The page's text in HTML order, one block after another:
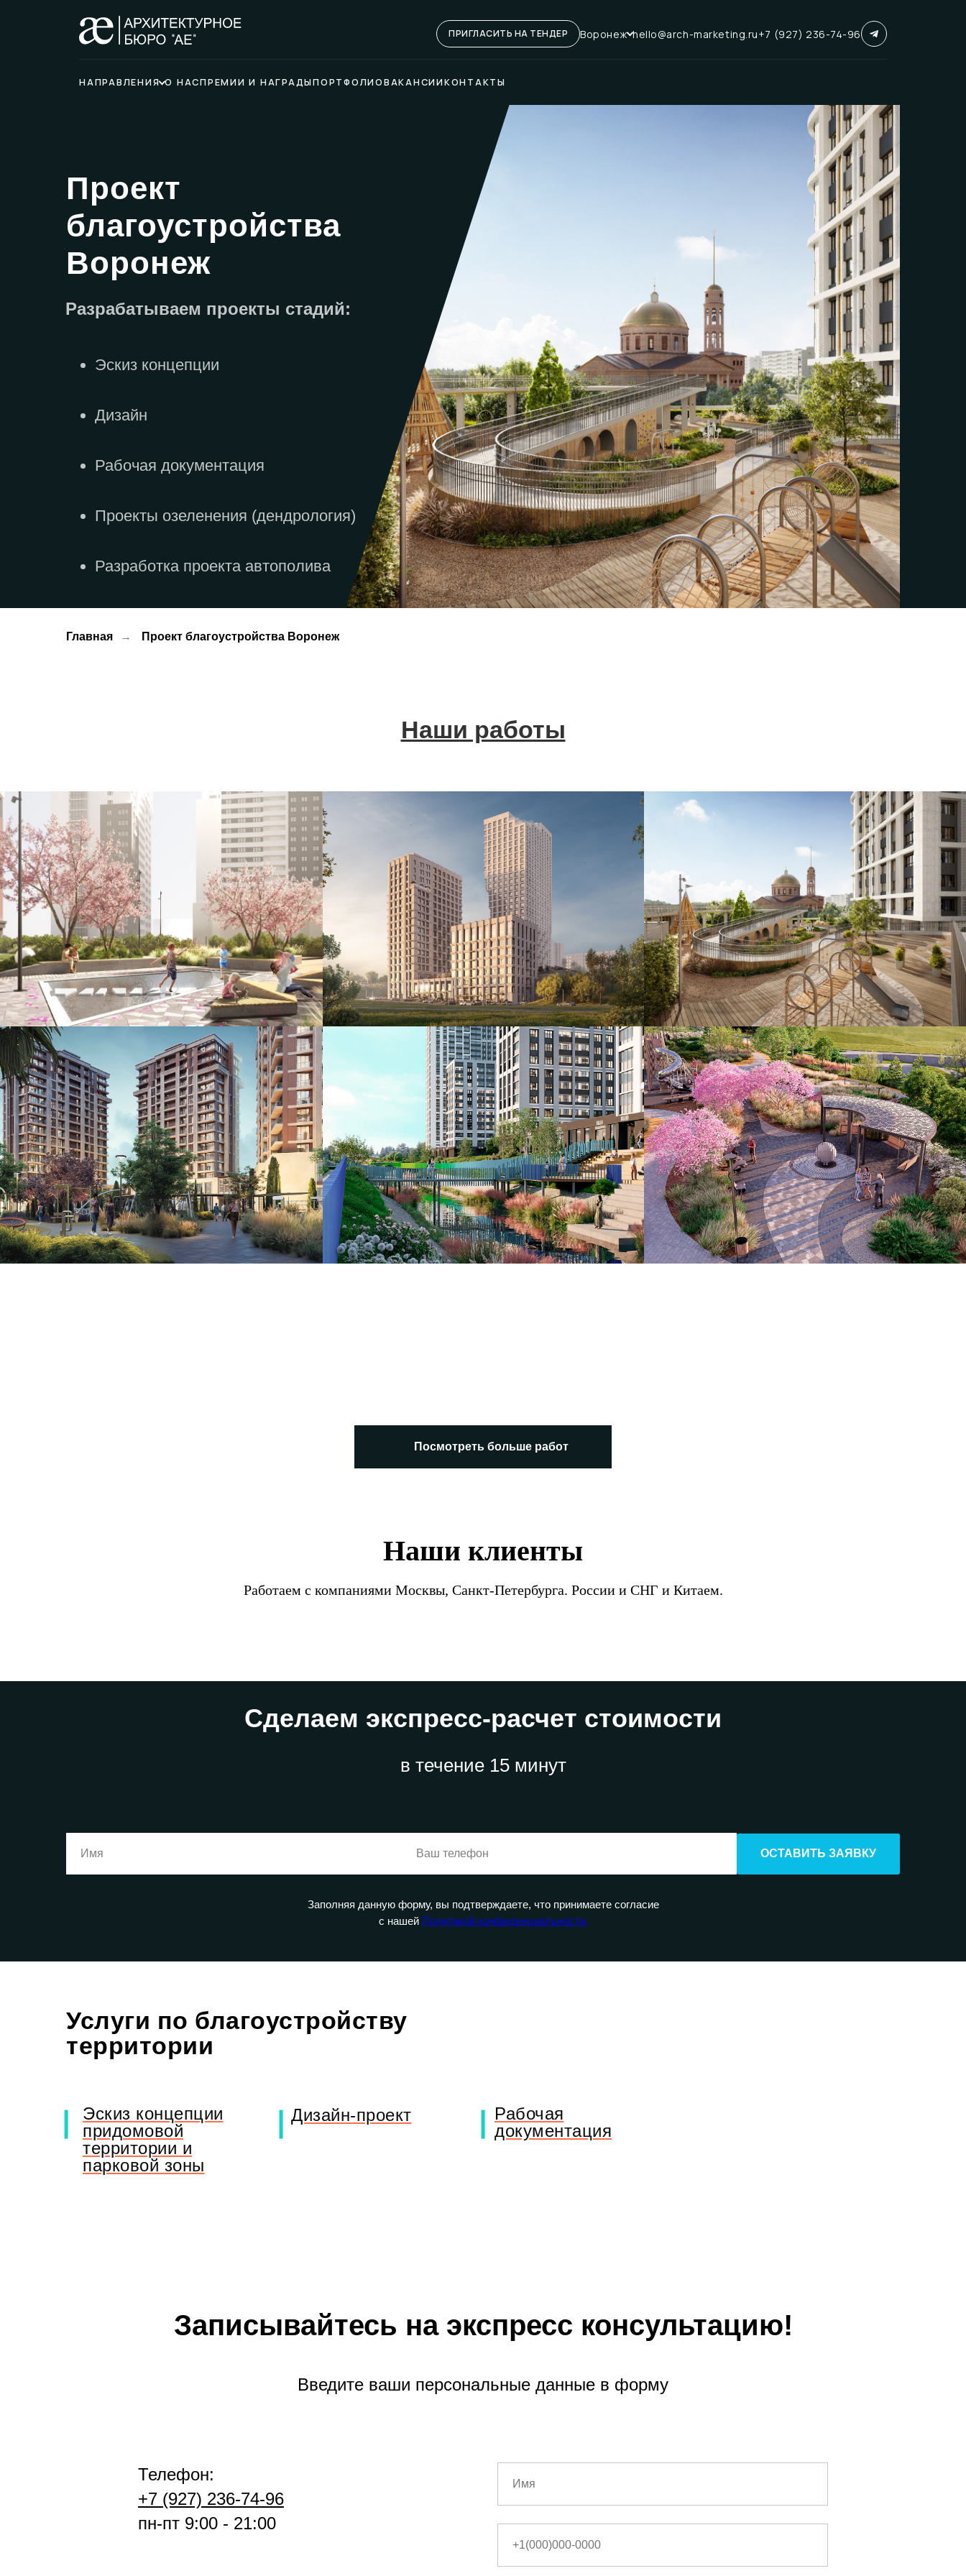
ПРИГЛАСИТЬ НА ТЕНДЕР Воронеж hello@arch-marketing.ru+7 (927) 236-74-96
НАПРАВЛЕНИЯ О НАСПРЕМИИ И НАГРАДЫПОРТФОЛИОВАКАНСИИКОНТАКТЫ
Проект
благоустройства
Воронеж
Разрабатываем проекты стадий:
Эскиз концепции
Дизайн
Рабочая документация
Проекты озеленения (дендрология)
Разработка проекта автополива
Главная → Проект благоустройства Воронеж
Наши работы
Разработка дизайн проекта и рабочей
документации благоустройства
придомовой территории жилого комплекса
"Каменные палатки"
Общество Малышева 73, г. Екатеринбург
Смотреть дизайн-проект
Разработка дизайн-проекта
благоустройства жилого комплекса
"Пьермонт"
Смотреть дизайн-проект
Разработка дизайн проект благоустройства
придомовой территории для клубного
квартала "Aurum"
Группа компаний СТРОЙТЭК, г. Уфа
Смотреть дизайн-проект
Разработка дизайн проект благоустройства
придомовой территории для ЖК "Gence
Park Residence"
GANJA PARK RESIDENCE, Азербайджан,
2025
Смотреть дизайн-проект
Разработка проекта набережной р.
Патрушиха в городе Екатеринбург
Кортрос, РСГ-Академическое, 2025
Смотреть дизайн-проект
Разработка эскиза проекта
благоустройства возле ЖК «МОРЕТТА»
ГК Неометрия, Сочи, 2025
Смотреть дизайн-проект
Посмотреть больше работ
Наши клиенты
Работаем с компаниями Москвы, Санкт-Петербурга. России и СНГ и Китаем.
Сделаем экспресс-расчет стоимости
в течение 15 минут
ОСТАВИТЬ ЗАЯВКУ
Заполняя данную форму, вы подтверждаете, что принимаете согласие
с нашей Политикой конфиденциальности.
Услуги по благоустройству
территории
Дизайн-проект
Эскиз концепции
придомовой
территории и
парковой зоны
Рабочая
документация
Записывайтесь на экспресс консультацию!
Введите ваши персональные данные в форму
Телефон:
+7 (927) 236-74-96
пн-пт 9:00 - 21:00